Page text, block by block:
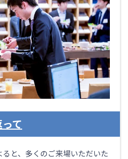
て
と、多くのご来場いただいた